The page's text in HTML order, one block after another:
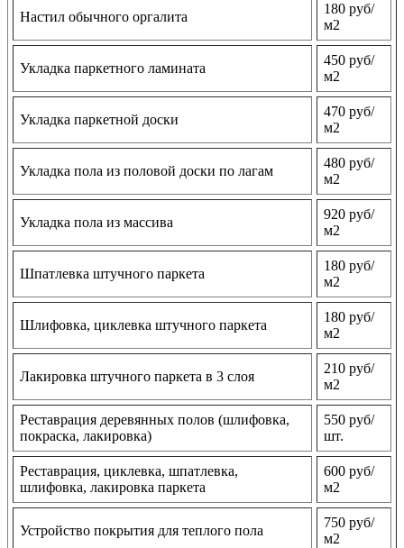
Настил обычного оргалита
180 руб/
м2
Укладка паркетного ламината
450 руб/
м2
Укладка паркетной доски
470 руб/
м2
Укладка пола из половой доски по лагам
480 руб/
м2
Укладка пола из массива
920 руб/
м2
Шпатлевка штучного паркета
180 руб/
м2
Шлифовка, циклевка штучного паркета
180 руб/
м2
Лакировка штучного паркета в 3 слоя
210 руб/
м2
Реставрация деревянных полов (шлифовка,
покраска, лакировка)
550 руб/
шт.
Реставрация, циклевка, шпатлевка,
шлифовка, лакировка паркета
600 руб/
м2
Устройство покрытия для теплого пола
750 руб/
м2